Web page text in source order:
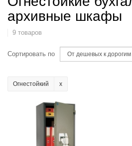
архивные шкафы
9 товаров
Сортировать по
Огнестойкий